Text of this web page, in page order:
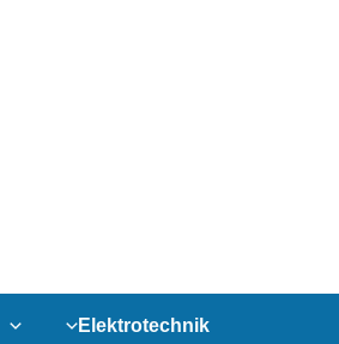
Elektrotechnik